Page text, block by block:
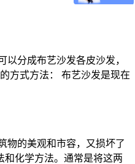
分成布艺沙发各皮沙发，
方式方法： 布艺沙发是现在
物的美观和市容，又损坏了
和化学方法。通常是将这两